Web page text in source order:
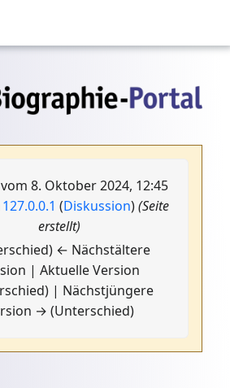
8. Oktober 2024, 12:45
127.0.0.1 (Diskussion)(Seite
erstellt)
← Nächstältere
| Aktuelle Version
| Nächstjüngere
→ (Unterschied)